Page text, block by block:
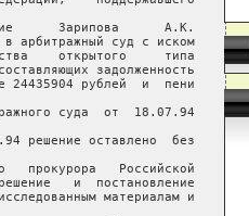
Зарипова      А.К.
арбитражный суд с иском
открытого     типа
задолженность
24435904 рублей  и  пени
суда  от  18.07.94
решение оставлено  без
прокурора   Российской
и  постановление
материалам и